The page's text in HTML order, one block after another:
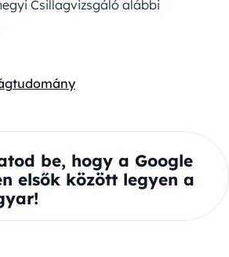
Csillagvizsgáló alábbi
tudomány
be, hogy a Google
elsők között legyen a